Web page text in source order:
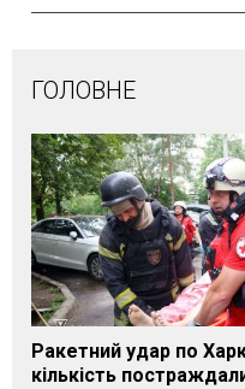
ГОЛОВНЕ
Ракетний удар по
кількість